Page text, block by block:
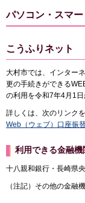
パソコン・スマ
こうふりネット
大村市では、インター
更の手続きができる
の利用を令和7年4月1日
詳しくは、次のリンク
Web（ウェブ）口座振
利用できる金融機
十八親和銀行・長崎県
（注記）その他の金融